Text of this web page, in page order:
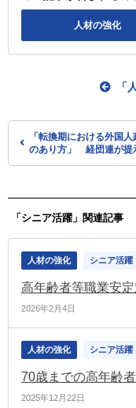
人材の強化
「転換期における外国人
のあり方」 経団連が提
「
「シニア活躍」関連記事
人材の強化 シニア活躍
2026年2月4日
人材の強化 シニア活躍
2025年12月22日